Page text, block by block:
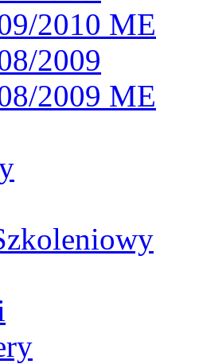
2010 ME
2009
2009 ME